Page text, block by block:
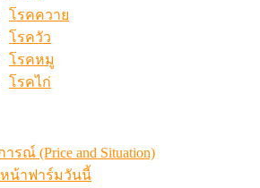
โรคควาย
โรควัว
โรคหมู
โรคไก่
รณ์ (Price and Situation)
น้าฟาร์มวันนี้